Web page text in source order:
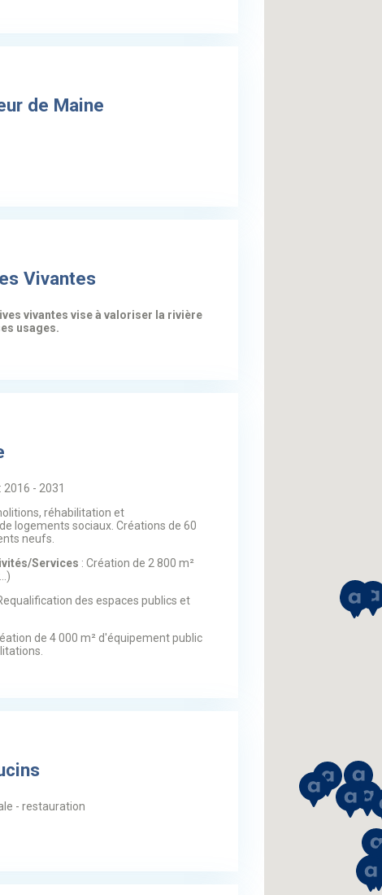
de Maine
Vivantes
vivantes vise à valoriser la rivière
usages.
- 2031
réhabilitation et
logements sociaux. Créations de 60
neufs.
Services : Création de 2 800 m²
des espaces publics et
de 4 000 m² d'équipement public
- restauration